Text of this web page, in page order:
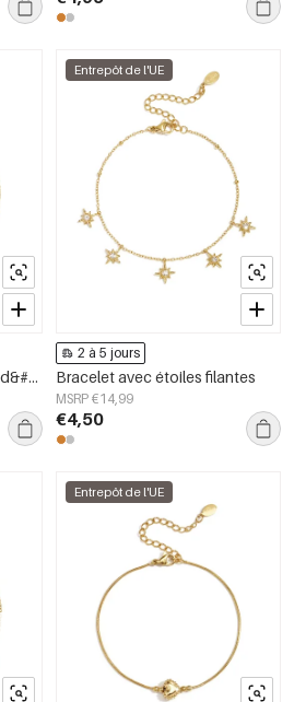
Bracelet orné de perles et d&#39;une étoile filante en pierre
Entrepôt de l'UE
2 à 5 jours
Bracelet avec étoiles filantes
MSRP €14,99
€4,50
Entrepôt de l'UE